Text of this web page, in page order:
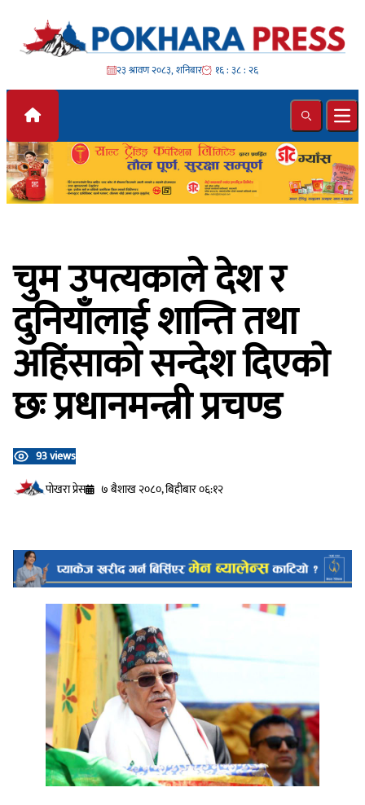
Skip to content
२३ श्रावण २०८३, शनिबार १६ : ३८ : २८
Search
चुम उपत्यकाले देश र
दुनियाँलाई शान्ति तथा
अहिंसाको सन्देश दिएको
छः प्रधानमन्त्री प्रचण्ड
93 views
प‍ोखरा प्रेस
७ बैशाख २०८०, बिहीबार ०६:१२